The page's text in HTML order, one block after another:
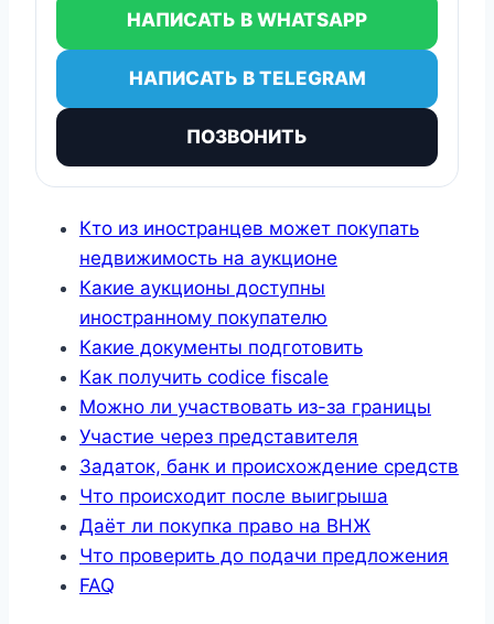
НАПИСАТЬ В WHATSAPP
НАПИСАТЬ В TELEGRAM
ПОЗВОНИТЬ
Кто из иностранцев может покупать
недвижимость на аукционе
Какие аукционы доступны
иностранному покупателю
Какие документы подготовить
Как получить codice fiscale
Можно ли участвовать из-за границы
Участие через представителя
Задаток, банк и происхождение средств
Что происходит после выигрыша
Даёт ли покупка право на ВНЖ
Что проверить до подачи предложения
FAQ